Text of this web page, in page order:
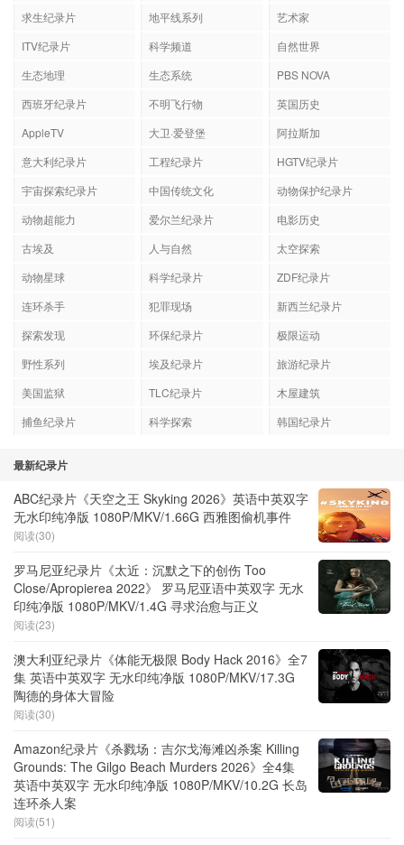
求生纪录片
地平线系列
艺术家
ITV纪录片
科学频道
自然世界
生态地理
生态系统
PBS NOVA
西班牙纪录片
不明飞行物
英国历史
AppleTV
大卫·爱登堡
阿拉斯加
意大利纪录片
工程纪录片
HGTV纪录片
宇宙探索纪录片
中国传统文化
动物保护纪录片
动物超能力
爱尔兰纪录片
电影历史
古埃及
人与自然
太空探索
动物星球
科学纪录片
ZDF纪录片
连环杀手
犯罪现场
新西兰纪录片
探索发现
环保纪录片
极限运动
野性系列
埃及纪录片
旅游纪录片
美国监狱
TLC纪录片
木屋建筑
捕鱼纪录片
科学探索 韩国纪录片
最新纪录片
ABC纪录片《天空之王 Skyking 2026》英语中英双字
无水印纯净版 1080P/MKV/1.66G 西雅图偷机事件
阅读(30)
罗马尼亚纪录片《太近：沉默之下的创伤 Too
Close/Apropierea 2022》 罗马尼亚语中英双字 无水
印纯净版 1080P/MKV/1.4G 寻求治愈与正义
阅读(23)
澳大利亚纪录片《体能无极限 Body Hack 2016》全7
集 英语中英双字 无水印纯净版 1080P/MKV/17.3G
陶德的身体大冒险
阅读(30)
Amazon纪录片《杀戮场：吉尔戈海滩凶杀案 Killing
Grounds: The Gilgo Beach Murders 2026》全4集
英语中英双字 无水印纯净版 1080P/MKV/10.2G 长岛
连环杀人案
阅读(51)